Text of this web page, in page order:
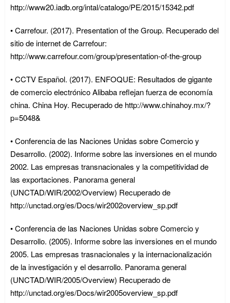
http://www20.iadb.org/intal/catalogo/PE/2015/15342.pdf
• Carrefour. (2017). Presentation of the Group. Recuperado del
sitio de internet de Carrefour:
http://www.carrefour.com/group/presentation-of-the-group
• CCTV Español. (2017). ENFOQUE: Resultados de gigante
de comercio electrónico Alibaba reflejan fuerza de economía
china. China Hoy. Recuperado de http://www.chinahoy.mx/?
p=5048&
• Conferencia de las Naciones Unidas sobre Comercio y
Desarrollo. (2002). Informe sobre las inversiones en el mundo
2002. Las empresas transnacionales y la competitividad de
las exportaciones. Panorama general
(UNCTAD/WIR/2002/Overview) Recuperado de
http://unctad.org/es/Docs/wir2002overview_sp.pdf
• Conferencia de las Naciones Unidas sobre Comercio y
Desarrollo. (2005). Informe sobre las inversiones en el mundo
2005. Las empresas trasnacionales y la internacionalización
de la investigación y el desarrollo. Panorama general
(UNCTAD/WIR/2005/Overview) Recuperado de
http://unctad.org/es/Docs/wir2005overview_sp.pdf